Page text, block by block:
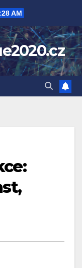
AM